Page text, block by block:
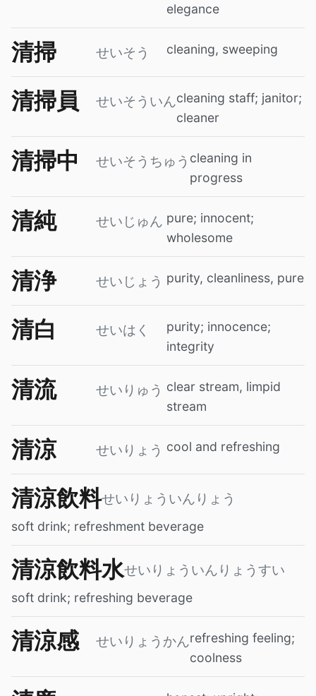
elegance
清掃 せいそう cleaning, sweeping
清掃員 せいそういんcleaning staff; janitor;
cleaner
清掃中 せいそうちゅう cleaning in
progress
清純 せいじゅん pure; innocent;
wholesome
清浄 せいじょう purity, cleanliness, pure
清白 せいはく
purity; innocence;
integrity
清流 せいりゅう clear stream, limpid
stream
清涼 せいりょう cool and refreshing
清涼飲料せいりょういんりょう
soft drink; refreshment beverage
清涼飲料水せいりょういんりょうすい
soft drink; refreshing beverage
清涼感 せいりょうかんrefreshing feeling;
coolness